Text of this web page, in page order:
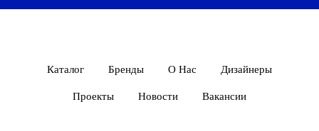
Каталог Бренды О Нас Дизайнеры
Проекты Новости Вакансии